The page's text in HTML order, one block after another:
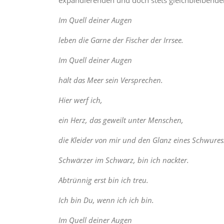
Im Quell deiner Augen
leben die Garne der Fischer der Irrsee.
Im Quell deiner Augen
hält das Meer sein Versprechen.
Hier werf ich,
ein Herz, das geweilt unter Menschen,
die Kleider von mir und den Glanz eines
Schwärzer im Schwarz, bin ich nackter.
Abtrünnig erst bin ich treu.
Ich bin Du, wenn ich ich bin.
Im Quell deiner Augen